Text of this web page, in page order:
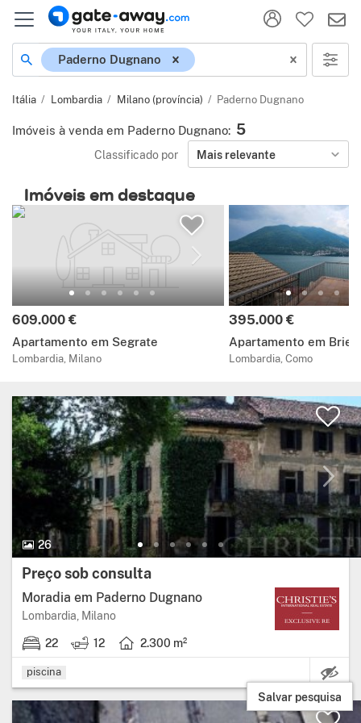
Localização
Paderno Dugnano
Itália Lombardia Milano (província) Paderno Dugnano
Imóveis à venda em Paderno Dugnano: 5
Classificado por Mais relevante
Imóveis em destaque
Preço:
609.000 €
Apartamento em Segrate
Lombardia, Milano
Preço:
395.000 €
Apartamento em
Lombardia, Como
26
26 Fotos.
Preço:
Preço sob consulta
Moradia em Paderno Dugnano
Lombardia, MilanoRegião: Lombardia, província: Milano.
22
22 quartos. 12
12 casas de banho.
2.300 m²
Área útil: 2.300 metros quadrados.
piscina
Salvar pesquisa